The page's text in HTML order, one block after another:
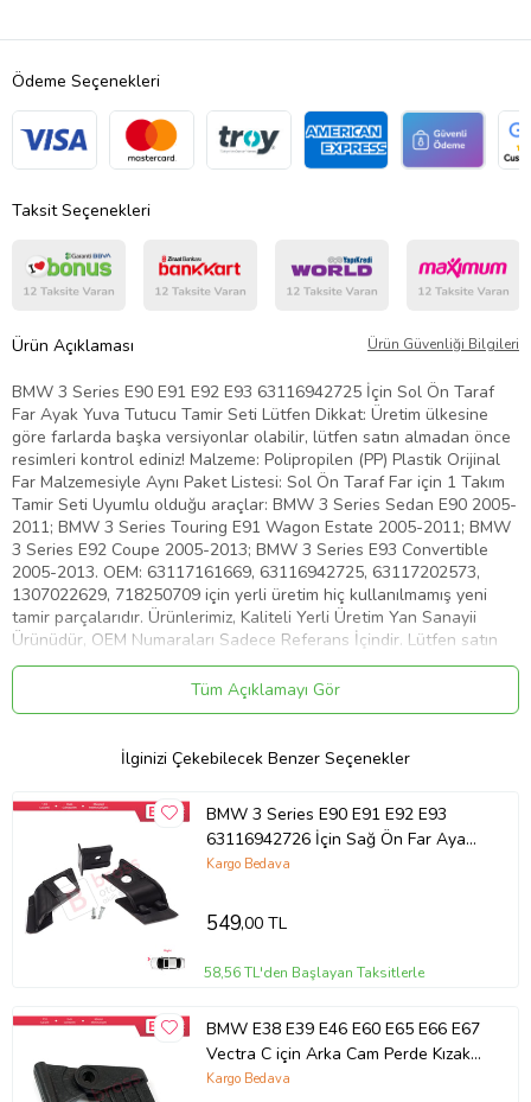
Ödeme Seçenekleri
Taksit Seçenekleri
Ürün Açıklaması Ürün Güvenliği Bilgileri
BMW 3 Series E90 E91 E92 E93 63116942725 İçin Sol Ön Taraf
Far Ayak Yuva Tutucu Tamir Seti Lütfen Dikkat: Üretim ülkesine
göre farlarda başka versiyonlar olabilir, lütfen satın almadan önce
resimleri kontrol ediniz! Malzeme: Polipropilen (PP) Plastik Orijinal
Far Malzemesiyle Aynı Paket Listesi: Sol Ön Taraf Far için 1 Takım
Tamir Seti Uyumlu olduğu araçlar: BMW 3 Series Sedan E90 2005-
2011; BMW 3 Series Touring E91 Wagon Estate 2005-2011; BMW
3 Series E92 Coupe 2005-2013; BMW 3 Series E93 Convertible
2005-2013. OEM: 63117161669, 63116942725, 63117202573,
1307022629, 718250709 için yerli üretim hiç kullanılmamış yeni
tamir parçalarıdır. Ürünlerimiz, Kaliteli Yerli Üretim Yan Sanayii
Ürünüdür, OEM Numaraları Sadece Referans İçindir. Lütfen satın
almadan önce kendi parçanızı bizim ürün resimleri ile kıyaslayınız.
kcm74532442Tüm Açıklamayı Gör
İlginizi Çekebilecek Benzer Seçenekler
BMW 3 Series E90 E91 E92 E93
63116942726 İçin Sağ Ön Far Ayak
Tamir Seti
Kargo Bedava
549,00 TL
58,56 TL'den Başlayan Taksitlerle
BMW E38 E39 E46 E60 E65 E66 E67
Vectra C için Arka Cam Perde Kızak
Klips Seti
Kargo Bedava